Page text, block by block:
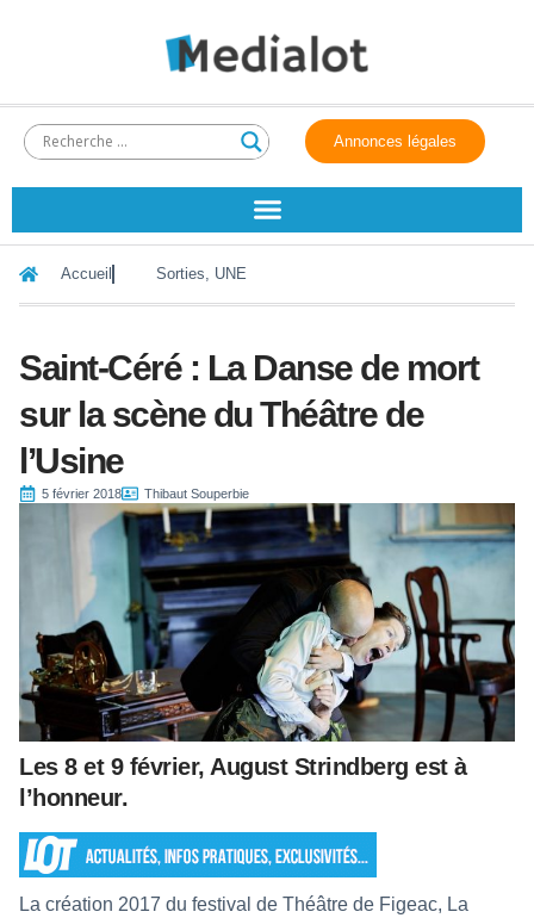
Annonces légales
Accueil Sorties, UNE
Saint-Céré : La Danse de mort
sur la scène du Théâtre de
l’Usine
5 février 2018 Thibaut Souperbie
Les 8 et 9 février, August Strindberg est à
l’honneur.
La création 2017 du festival de Théâtre de Figeac, La